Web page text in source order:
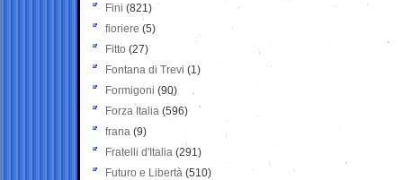
Fini (821)
fioriere (5)
Fitto (27)
Fontana di Trevi (1)
Formigoni (90)
Forza Italia (596)
frana (9)
Fratelli d'Italia (291)
Futuro e Libertà (510)